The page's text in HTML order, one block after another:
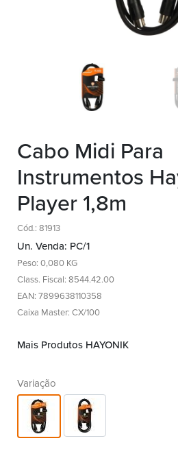
Cabo Midi Para
Instrumentos
Player 1,8m
Cód.: 81913
Un. Venda: PC/1
Peso: 0,080 KG
Class. Fiscal: 8544.42.00
EAN: 7899638110358
Caixa Master: CX/100
Mais Produtos HAYONIK
Variação